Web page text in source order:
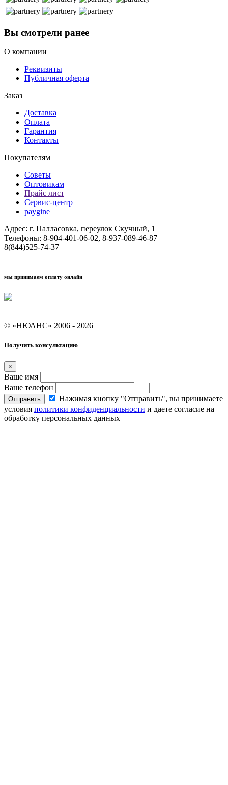
Вы смотрели ранее
О компании
Реквизиты
Публичная оферта
Заказ
Доставка
Оплата
Гарантия
Контакты
Покупателям
Советы
Оптовикам
Прайс лист
Сервис-центр
paygine
Адрес: г. Палласовка, переулок Скучный, 1
Телефоны: 8-904-401-06-02, 8-937-089-46-87
8(844)525-74-37
мы принимаем оплату онлайн
© «НЮАНС» 2006 - 2026
Получить консультацию
×
Ваше имя
Ваше телефон
Отправить
Нажимая кнопку "Отправить", вы принимаете
условия политики конфиденциальности и даете согласие на
обработку персональных данных